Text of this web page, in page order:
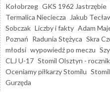
Kołobrzeg GKS 1962 Jastrzębie
Termalica Nieciecza
Jakub
Sobczak Liczby i fakty Adam
Poznań Radunia Stężyca Skra
młodsi wypowiedź po meczu
CLJ U-17 Stomil Olsztyn -
Oceniamy piłkarzy Stomilu
Gurzęda